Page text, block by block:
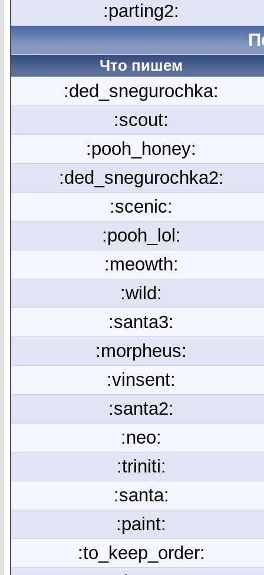
:parting2:
Что пишем
:ded_snegurochka:
:scout:
:pooh_honey:
:ded_snegurochka2:
:scenic:
:pooh_lol:
:meowth:
:wild:
:santa3:
:morpheus:
:vinsent:
:santa2:
:neo:
:triniti:
:santa:
:paint:
:to_keep_order: